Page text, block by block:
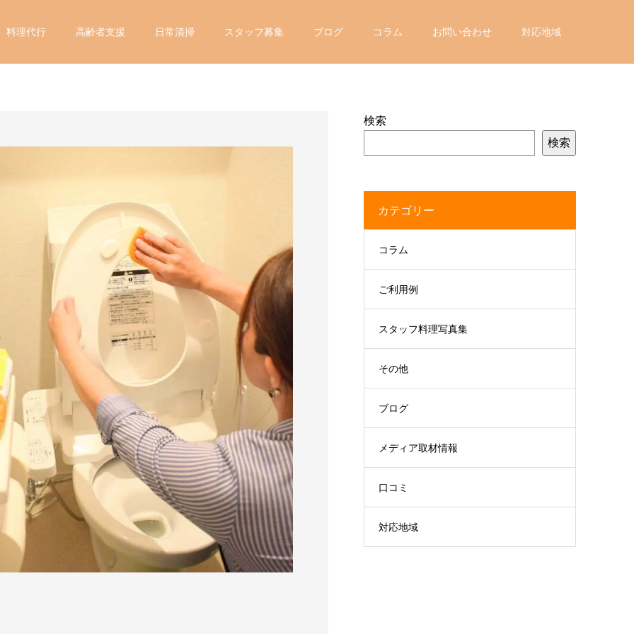
料理代行 高齢者支援 日常清掃 スタッフ募集 ブログ コラム お問い合わせ 対応地域
ト
の
検索
検索
カテゴリー
コラム
ご利用例
スタッフ料理写真集
その他
ブログ
メディア取材情報
口コミ
対応地域